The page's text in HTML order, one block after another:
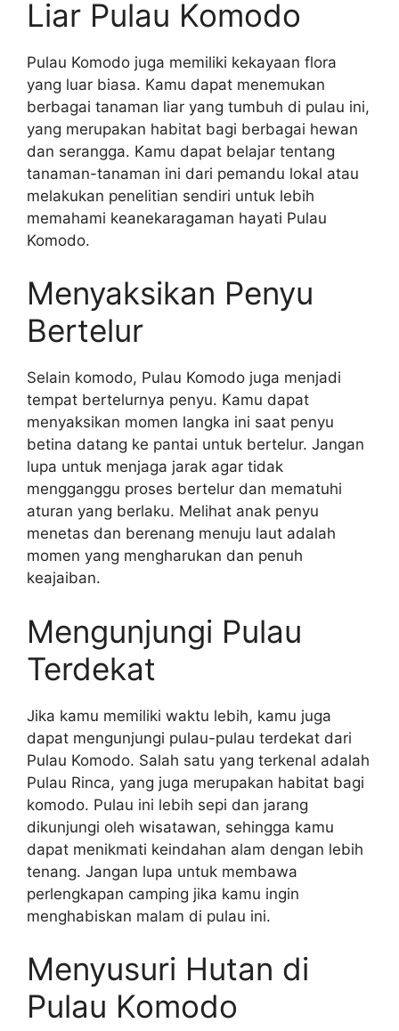
Liar Pulau Komodo
Pulau Komodo juga memiliki kekayaan flora
yang luar biasa. Kamu dapat menemukan
berbagai tanaman liar yang tumbuh di pulau ini,
yang merupakan habitat bagi berbagai hewan
dan serangga. Kamu dapat belajar tentang
tanaman-tanaman ini dari pemandu lokal atau
melakukan penelitian sendiri untuk lebih
memahami keanekaragaman hayati Pulau
Komodo.
Menyaksikan Penyu
Bertelur
Selain komodo, Pulau Komodo juga menjadi
tempat bertelurnya penyu. Kamu dapat
menyaksikan momen langka ini saat penyu
betina datang ke pantai untuk bertelur. Jangan
lupa untuk menjaga jarak agar tidak
mengganggu proses bertelur dan mematuhi
aturan yang berlaku. Melihat anak penyu
menetas dan berenang menuju laut adalah
momen yang mengharukan dan penuh
keajaiban.
Mengunjungi Pulau
Terdekat
Jika kamu memiliki waktu lebih, kamu juga
dapat mengunjungi pulau-pulau terdekat dari
Pulau Komodo. Salah satu yang terkenal adalah
Pulau Rinca, yang juga merupakan habitat bagi
komodo. Pulau ini lebih sepi dan jarang
dikunjungi oleh wisatawan, sehingga kamu
dapat menikmati keindahan alam dengan lebih
tenang. Jangan lupa untuk membawa
perlengkapan camping jika kamu ingin
menghabiskan malam di pulau ini.
Menyusuri Hutan di
Pulau Komodo